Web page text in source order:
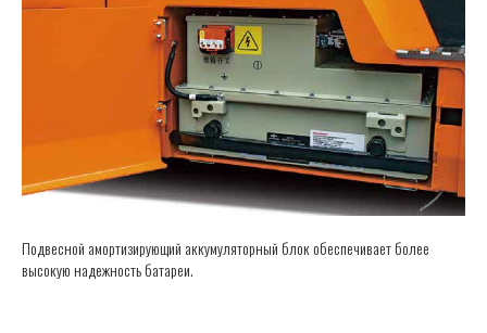
Подвесной амортизирующий аккумуляторный блок обеспечивает более
высокую надежность батареи.